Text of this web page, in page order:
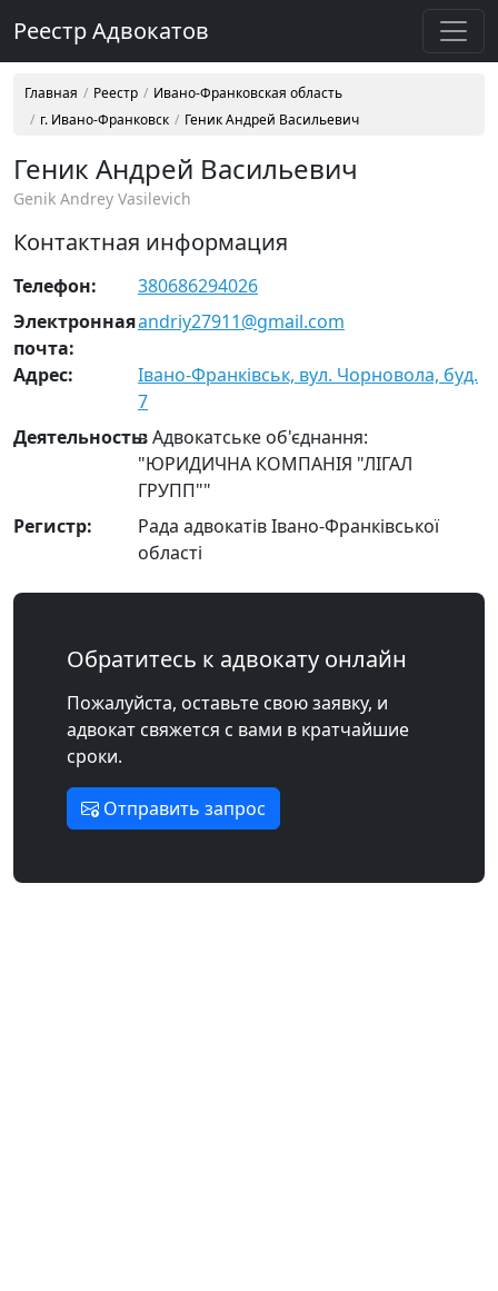
Реестр Адвокатов
Главная Реестр
Ивано-Франковская область
г. Ивано-Франковск
Геник Андрей Васильевич
Геник Андрей Васильевич
Genik Andrey Vasilevich
Контактная информация
Телефон:
380686294026
Электронная
почта:
andriy27911@gmail.com
Адрес:
Івано-Франківськ, вул. Чорновола, буд.
7
Деятельность:в Адвокатське об'єднання:
"ЮРИДИЧНА КОМПАНІЯ "ЛІГАЛ
ГРУПП""
Регистр:
Рада адвокатів Івано-Франківської
області
Обратитесь к адвокату онлайн
Пожалуйста, оставьте свою заявку, и
адвокат свяжется с вами в кратчайшие
сроки.
Отправить запрос